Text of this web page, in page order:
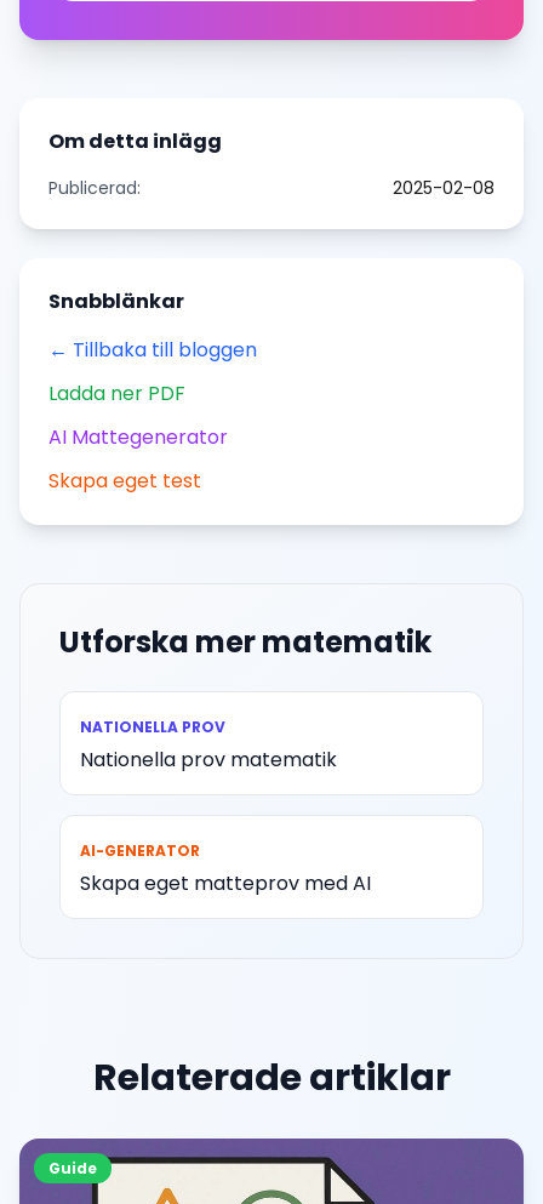
Om detta inlägg
Publicerad: 2025-02-08
Snabblänkar
← Tillbaka till bloggen
Ladda ner PDF
AI Mattegenerator
Skapa eget test
Utforska mer matematik
NATIONELLA PROV
Nationella prov matematik
AI-GENERATOR
Skapa eget matteprov med AI
Relaterade artiklar
Guide